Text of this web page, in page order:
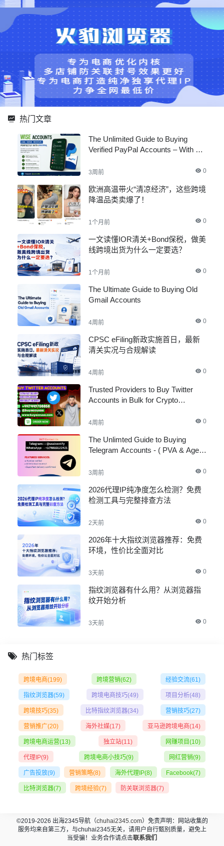
热门文章
The Unlimited Guide to Buying
Verified PayPal Accounts – With All
3周前 0
欧洲高温带火“清凉经济”，这些跨境
降温品类卖爆了！
1个月前 0
一文读懂IOR清关+Bond保税，做美
线跨境出货为什么一定要选？
1个月前 0
The Ultimate Guide to Buying Old
Gmail Accounts
4周前 0
CPSC eFiling新政实施首日，最新
清关实况与合规解读
4周前 0
Trusted Providers to Buy Twitter
Accounts in Bulk for Crypto
4周前 0
The Unlimted Guide to Buying
Telegram Accounts - ( PVA & Aged
3周前 0
2026代理IP纯净度怎么检测？免费
检测工具与完整排查方法
2天前 0
2026年十大指纹浏览器推荐：免费
环境，性价比全面对比
3天前 0
指纹浏览器有什么用？从浏览器指
纹开始分析
3天前 0
热门标签
跨境电商(199) 跨境营销(62) 经验交流(61)
指纹浏览器(59) 跨境电商技巧(49) 项目分析(48)
跨境技巧(35) 比特指纹浏览器(34) 营销技巧(27)
营销推广(20) 海外社媒(17) 亚马逊跨境电商(14)
跨境电商运营(13) 独立站(11) 网赚项目 (10)
代理IP(9) 跨境电商小技巧(9) 网红营销(9)
广告投放(9) 营销策略(8) 海外代理IP(8) Facebook(7)
比特浏览器(7) 跨境经验(7) 防关联浏览器(7)
©2019-2026 出海2345导航（chuhai2345.com）免责声明：网站收集的
服务均来自第三方，与chuhai2345无关，请用户自行甄别质量，避免上
当受骗！业务合作请点击联系我们